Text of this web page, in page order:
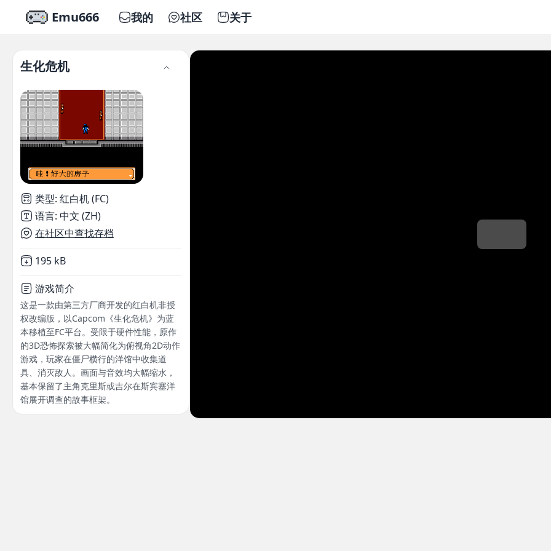
Emu666 我的 社区 关于
生化危机
类型: 红白机 (FC)
语言: 中文 (ZH)
在社区中查找存档
Not downloaded
195 kB
游戏简介
这是一款由第三方厂商开发的红白机非授
权改编版，以Capcom《生化危机》为蓝
本移植至FC平台。受限于硬件性能，原作
的3D恐怖探索被大幅简化为俯视角2D动作
游戏，玩家在僵尸横行的洋馆中收集道
具、消灭敌人。画面与音效均大幅缩水，
基本保留了主角克里斯或吉尔在斯宾塞洋
馆展开调查的故事框架。